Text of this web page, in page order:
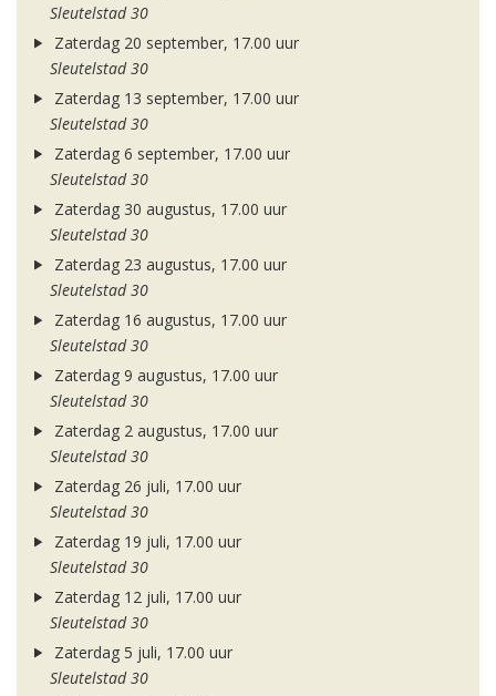
Sleutelstad 30
Zaterdag 20 september, 17.00 uur
Sleutelstad 30
Zaterdag 13 september, 17.00 uur
Sleutelstad 30
Zaterdag 6 september, 17.00 uur
Sleutelstad 30
Zaterdag 30 augustus, 17.00 uur
Sleutelstad 30
Zaterdag 23 augustus, 17.00 uur
Sleutelstad 30
Zaterdag 16 augustus, 17.00 uur
Sleutelstad 30
Zaterdag 9 augustus, 17.00 uur
Sleutelstad 30
Zaterdag 2 augustus, 17.00 uur
Sleutelstad 30
Zaterdag 26 juli, 17.00 uur
Sleutelstad 30
Zaterdag 19 juli, 17.00 uur
Sleutelstad 30
Zaterdag 12 juli, 17.00 uur
Sleutelstad 30
Zaterdag 5 juli, 17.00 uur
Sleutelstad 30